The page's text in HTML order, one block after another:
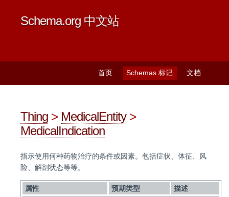
Schema.org 中文站
文档
Schemas 标记
首页
Thing > MedicalEntity>
MedicalIndication
指示使用何种药物治疗的条件或因素。包括症状、体征、风
险、解剖状态等等。
属性 预期类型
描述